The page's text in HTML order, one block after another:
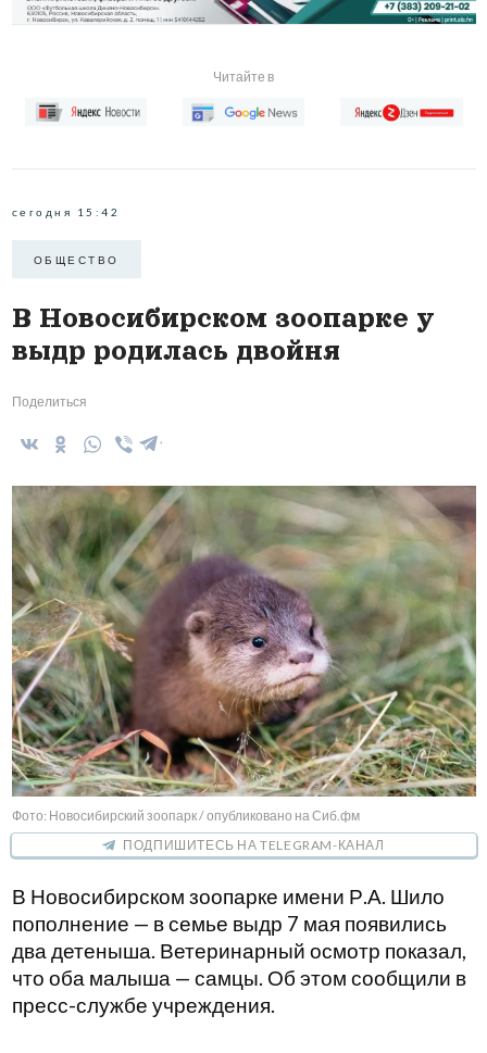
Читайте в
сегодня 15:42
ОБЩЕСТВО
В Новосибирском зоопарке у
выдр родилась двойня
Поделиться
Фото: Новосибирский зоопарк / опубликовано на Сиб.фм
ПОДПИШИТЕСЬ НА TELEGRAM-КАНАЛ
В Новосибирском зоопарке имени Р.А. Шило
пополнение — в семье выдр 7 мая появились
два детеныша. Ветеринарный осмотр показал,
что оба малыша — самцы. Об этом сообщили в
пресс-службе учреждения.